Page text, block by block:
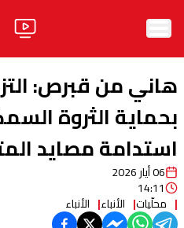
الأخبار
آراء
فيديو
مواقف
هاني من قبرص:
بحماية الثروة
استدامة مصايد
06 أيار 2026
14:11
محلّيات الأنباء الأنباء